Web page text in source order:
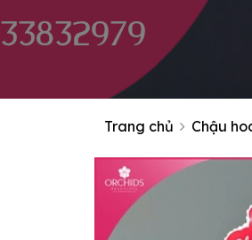
Trang chủ Chậu